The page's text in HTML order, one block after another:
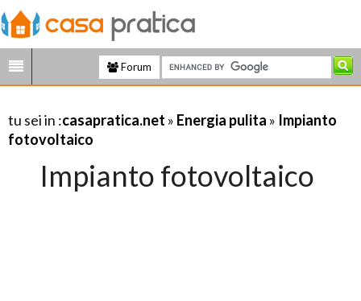
Forum
tu sei in :casapratica.net » Energia pulita » Impianto
fotovoltaico
Impianto fotovoltaico